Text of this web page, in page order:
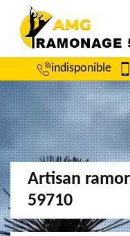
indisponible
Artisan
59710